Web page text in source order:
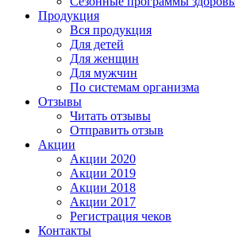
Продукция
Вся продукция
Для детей
Для женщин
Для мужчин
По системам организма
Отзывы
Читать отзывы
Отправить отзыв
Акции
Акции 2020
Акции 2019
Акции 2018
Акции 2017
Регистрация чеков
Контакты